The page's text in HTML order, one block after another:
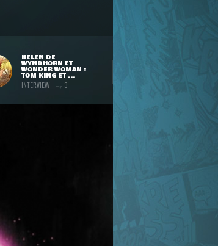
HELEN DE
WYNDHORN ET
WONDER WOMAN :
TOM KING ET ...
INTERVIEW 3